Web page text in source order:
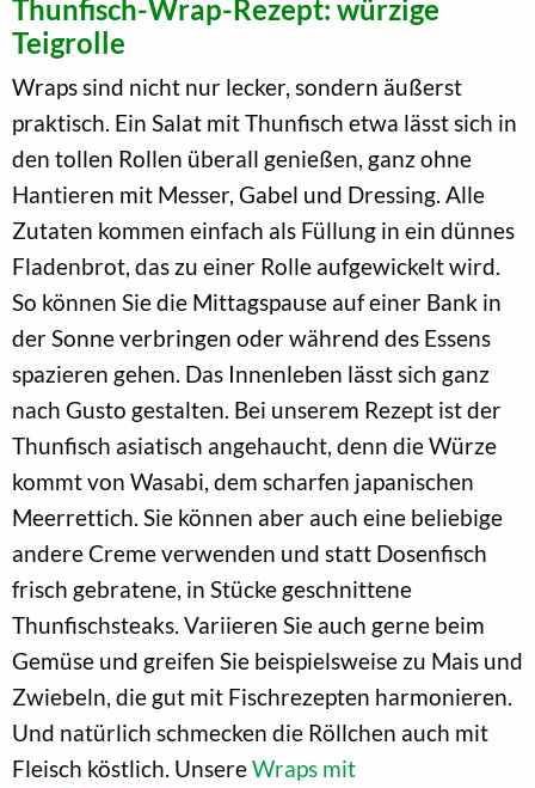
Thunfisch-Wrap-Rezept: würzige
Teigrolle
Wraps sind nicht nur lecker, sondern äußerst
praktisch. Ein Salat mit Thunfisch etwa lässt sich in
den tollen Rollen überall genießen, ganz ohne
Hantieren mit Messer, Gabel und Dressing. Alle
Zutaten kommen einfach als Füllung in ein dünnes
Fladenbrot, das zu einer Rolle aufgewickelt wird.
So können Sie die Mittagspause auf einer Bank in
der Sonne verbringen oder während des Essens
spazieren gehen. Das Innenleben lässt sich ganz
nach Gusto gestalten. Bei unserem Rezept ist der
Thunfisch asiatisch angehaucht, denn die Würze
kommt von Wasabi, dem scharfen japanischen
Meerrettich. Sie können aber auch eine beliebige
andere Creme verwenden und statt Dosenfisch
frisch gebratene, in Stücke geschnittene
Thunfischsteaks. Variieren Sie auch gerne beim
Gemüse und greifen Sie beispielsweise zu Mais und
Zwiebeln, die gut mit Fischrezepten harmonieren.
Und natürlich schmecken die Röllchen auch mit
Fleisch köstlich. UnsereWraps mit